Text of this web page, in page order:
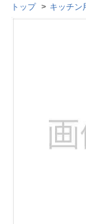
トップ キッチン